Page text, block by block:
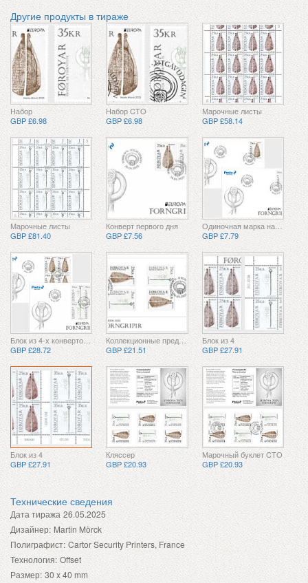
Другие продукты в тираже
Набор
GBP £6.98
Набор CTO
GBP £6.98
Марочные листы
GBP £58.14
Марочные листы
GBP £81.40
Конверт первого дня
GBP £7.56
Одиночная марка на конверте первого дня
GBP £7.79
GBP £28.72
Коллекционные предметы
GBP £21.51
Блок из 4
GBP £27.91
Блок из 4
GBP £27.91
Кляссер
GBP £20.93
Марочный буклет CTO
GBP £20.93
Технические сведения
Дата тиража 26.05.2025
Дизайнер: Martin Mörck
Полиграфист: Cartor Security Printers, France
Технология: Offset
Размер: 30 x 40 mm